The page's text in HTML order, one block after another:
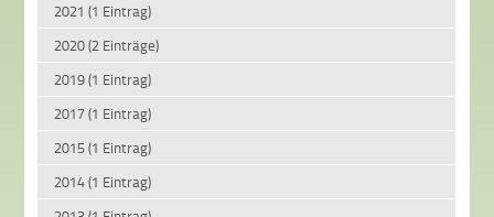
2021 (1 Eintrag)
2020 (2 Einträge)
2019 (1 Eintrag)
2017 (1 Eintrag)
2015 (1 Eintrag)
2014 (1 Eintrag)